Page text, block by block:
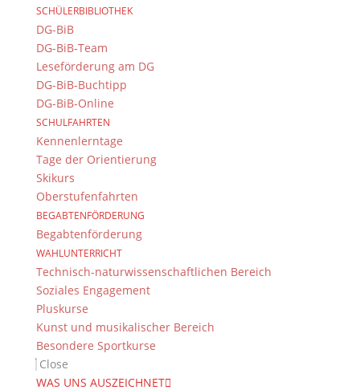
SCHÜLERBIBLIOTHEK
DG-BiB
DG-BiB-Team
Leseförderung am DG
DG-BiB-Buchtipp
DG-BiB-Online
SCHULFAHRTEN
Kennenlerntage
Tage der Orientierung
Skikurs
Oberstufenfahrten
BEGABTENFÖRDERUNG
Begabtenförderung
WAHLUNTERRICHT
Technisch-naturwissenschaftlichen Bereich
Soziales Engagement
Pluskurse
Kunst und musikalischer Bereich
Besondere Sportkurse
Close
WAS UNS AUSZEICHNET
Impressum & Datenschutz
Impressum
Datenschutzerklärung
Kontakt
© 2015-2022, Dientzenhofer-Gymnasium Bamberg
Immer Aktuell
Bleiben Sie immer auf dem neusten Stand und
folgen Sie uns auf Twitter
Folgen Sie demDG RSS Feed
Kontakt Webteam
Kontaktieren Sie das Webteam